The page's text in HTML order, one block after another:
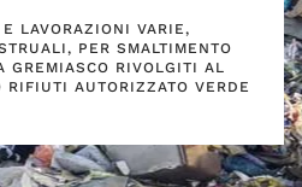
LAVORAZIONI VARIE,
PER SMALTIMENTO
GREMIASCO RIVOLGITI AL
RIFIUTI AUTORIZZATO VERDE